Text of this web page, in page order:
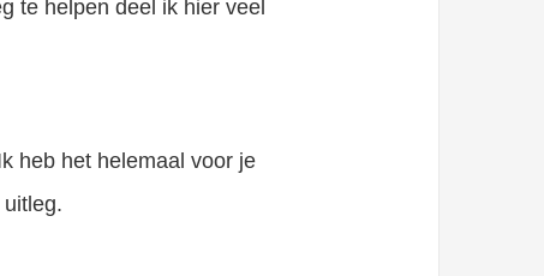
te helpen deel ik hier veel
heb het helemaal voor je